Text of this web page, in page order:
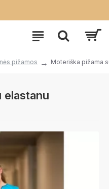
pižamos Moteriška pižama
elastanu